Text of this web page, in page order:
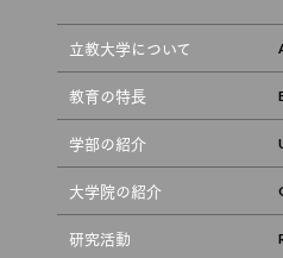
立教大学について
教育の特長
学部の紹介
大学院の紹介
研究活動